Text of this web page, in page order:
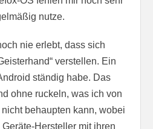
nutze.
nie erlebt, dass sich
verstellen. Ein
ständig habe. Das
ohne ruckeln, was ich von
behaupten kann, wobei
Hersteller mit ihren